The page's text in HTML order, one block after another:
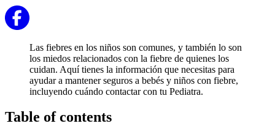
Las fiebres en los niños son comunes, y también lo son
los miedos relacionados con la fiebre de quienes los
cuidan. Aquí tienes la información que necesitas para
ayudar a mantener seguros a bebés y niños con fiebre,
incluyendo cuándo contactar con tu Pediatra.
Table of contents